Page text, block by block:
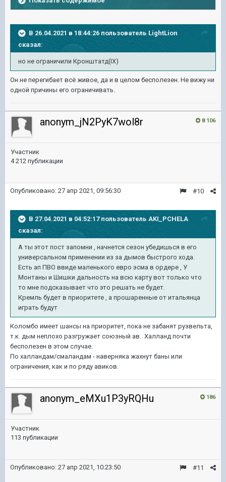
В 26.04.2021 в 18:44:26 пользователь LightLion
сказал:
но не ограничили Кронштатд(IX)
Он не перегибает всё живое, да и в целом бесполезен. Не вижу ни
одной причины его ограничивать.
8 106
anonym_jN2PyK7wol8r
Участник
4 212 публикации
#10
Опубликовано: 27 апр 2021, 09:56:30
В 27.04.2021 в 04:52:17 пользователь AKI_PCHELA
сказал:
А ты этот пост запомни , начнется сезон убедишься в его
универсальном применении из за дымов быстрого хода.
Есть ап ПВО ввиде маленького евро эсма в ордере , У
Монтаны и Шишки дальность на всю карту вот только что
то мне подсказывает что это решать не будет.
Кремль будет в приоритете , а прошаренные от итальянца
играть будут
Коломбо имеет шансы на приоритет, пока не забанят рузвельта,
т.к. дым неплохо разгружает союзный ав. Халланд почти
бесполезен в этом случае.
По халландам/смаландам - наверняка жахнут баны или
ограничения, как и по ряду авиков.
186
anonym_eMXu1P3yRQHu
Участник
113 публикации
#11
Опубликовано: 27 апр 2021, 10:23:50